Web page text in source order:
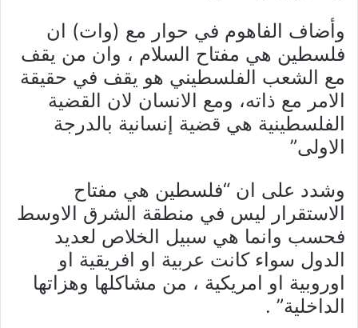
وأضاف الفاهوم في حوار مع (وات) ان
فلسطين هي مفتاح السلام ، وان من يقف
مع الشعب الفلسطيني هو يقف في حقيقة
الامر مع ذاته، ومع الانسان لان القضية
الفلسطينية هي قضية إنسانية بالدرجة
الاولى”
وشدد على ان “فلسطين هي مفتاح
الاستقرار ليس في منطقة الشرق الاوسط
فحسب وانما هي سبيل الخلاص لعديد
الدول سواء كانت عربية او افريقية او
اوروبية او امريكية ، من مشاكلها وهزاتها
الداخلية” .